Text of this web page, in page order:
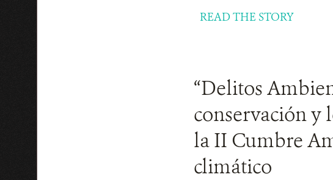
READ THE STORY
“Delitos
conservación y
la II Cumbre
climático